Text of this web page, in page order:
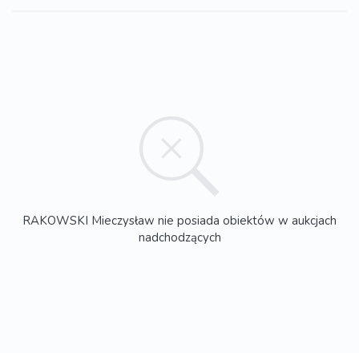
RAKOWSKI Mieczysław nie posiada obiektów w aukcjach
nadchodzących